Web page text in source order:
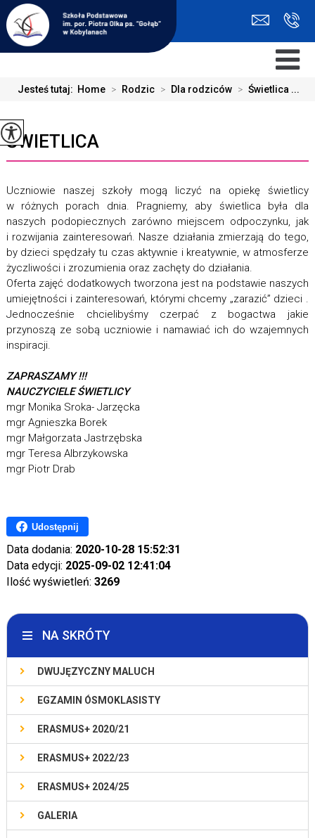
Jesteś tutaj: Home > Rodzic > Dla rodziców > Świetlica ...
ŚWIETLICA
Uczniowie naszej szkoły mogą liczyć na opiekę świetlicy
w różnych porach dnia. Pragniemy, aby świetlica była dla
naszych podopiecznych zarówno miejscem odpoczynku, jak
i rozwijania zainteresowań. Nasze działania zmierzają do tego,
by dzieci spędzały tu czas aktywnie i kreatywnie, w atmosferze
życzliwości i zrozumienia oraz zachęty do działania.
Oferta zajęć dodatkowych tworzona jest na podstawie naszych
umiejętności i zainteresowań, którymi chcemy „zarazić” dzieci .
Jednocześnie chcielibyśmy czerpać z bogactwa jakie
przynoszą ze sobą uczniowie i namawiać ich do wzajemnych
inspiracji.
ZAPRASZAMY !!!
NAUCZYCIELE ŚWIETLICY
mgr Monika Sroka- Jarzęcka
mgr Agnieszka Borek
mgr Małgorzata Jastrzębska
mgr Teresa Albrzykowska
mgr Piotr Drab
Udostępnij
Data dodania: 2020-10-28 15:52:31
Data edycji: 2025-09-02 12:41:04
Ilość wyświetleń: 3269
NA SKRÓTY
DWUJĘZYCZNY MALUCH
EGZAMIN ÓSMOKLASISTY
ERASMUS+ 2020/21
ERASMUS+ 2022/23
ERASMUS+ 2024/25
GALERIA